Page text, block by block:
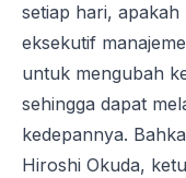
setiap hari,
eksekutif
untuk mengubah
sehingga dapat
kedepannya.
Hiroshi Okuda,